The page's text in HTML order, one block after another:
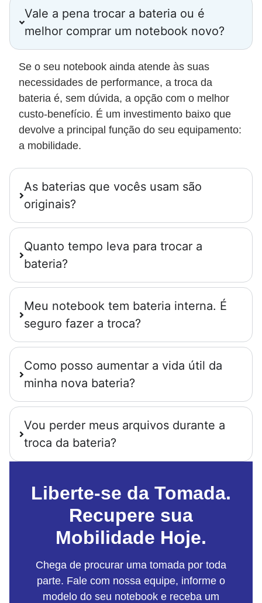
Vale a pena trocar a bateria ou é
melhor comprar um notebook novo?
Se o seu notebook ainda atende às suas
necessidades de performance, a troca da
bateria é, sem dúvida, a opção com o melhor
custo-benefício. É um investimento baixo que
devolve a principal função do seu equipamento:
a mobilidade.
As baterias que vocês usam são
originais?
Quanto tempo leva para trocar a
bateria?
Meu notebook tem bateria interna. É
seguro fazer a troca?
Como posso aumentar a vida útil da
minha nova bateria?
Vou perder meus arquivos durante a
troca da bateria?
Liberte-se da Tomada.
Recupere sua
Mobilidade Hoje.
Chega de procurar uma tomada por toda
parte. Fale com nossa equipe, informe o
modelo do seu notebook e receba um